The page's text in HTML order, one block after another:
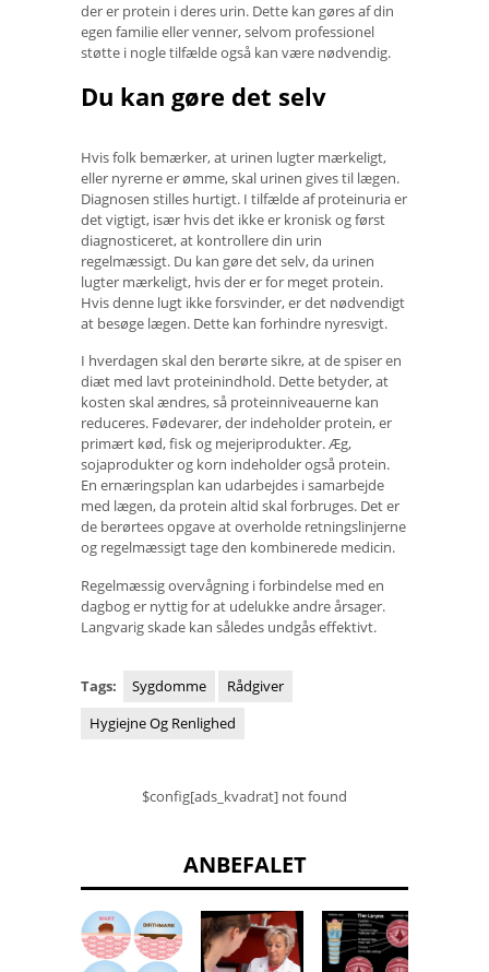
der er protein i deres urin. Dette kan gøres af din
egen familie eller venner, selvom professionel
støtte i nogle tilfælde også kan være nødvendig.
Du kan gøre det selv
Hvis folk bemærker, at urinen lugter mærkeligt,
eller nyrerne er ømme, skal urinen gives til lægen.
Diagnosen stilles hurtigt. I tilfælde af proteinuria er
det vigtigt, især hvis det ikke er kronisk og først
diagnosticeret, at kontrollere din urin
regelmæssigt. Du kan gøre det selv, da urinen
lugter mærkeligt, hvis der er for meget protein.
Hvis denne lugt ikke forsvinder, er det nødvendigt
at besøge lægen. Dette kan forhindre nyresvigt.
I hverdagen skal den berørte sikre, at de spiser en
diæt med lavt proteinindhold. Dette betyder, at
kosten skal ændres, så proteinniveauerne kan
reduceres. Fødevarer, der indeholder protein, er
primært kød, fisk og mejeriprodukter. Æg,
sojaprodukter og korn indeholder også protein.
En ernæringsplan kan udarbejdes i samarbejde
med lægen, da protein altid skal forbruges. Det er
de berørtees opgave at overholde retningslinjerne
og regelmæssigt tage den kombinerede medicin.
Regelmæssig overvågning i forbindelse med en
dagbog er nyttig for at udelukke andre årsager.
Langvarig skade kan således undgås effektivt.
Tags: Sygdomme
Rådgiver
Hygiejne Og Renlighed
$config[ads_kvadrat] not found
ANBEFALET